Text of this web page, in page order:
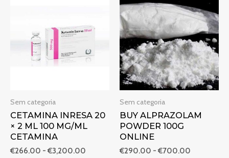
Sem categoria
CETAMINA INRESA 20
× 2 ML 100 MG/ML
CETAMINA
€266.00 - €3,200.00
€266.00
a
€3,200.00
Sem categoria
BUY ALPRAZOLAM
POWDER 100G
ONLINE
€290.00 - €700.00
de
preços:
€290.00
a
€700.00